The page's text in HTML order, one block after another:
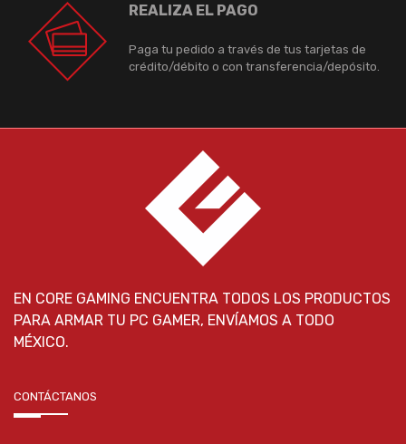
REALIZA EL PAGO
Paga tu pedido a través de tus tarjetas de
crédito/débito o con transferencia/depósito.
EN CORE GAMING ENCUENTRA TODOS LOS PRODUCTOS
PARA ARMAR TU PC GAMER, ENVÍAMOS A TODO
MÉXICO.
CONTÁCTANOS